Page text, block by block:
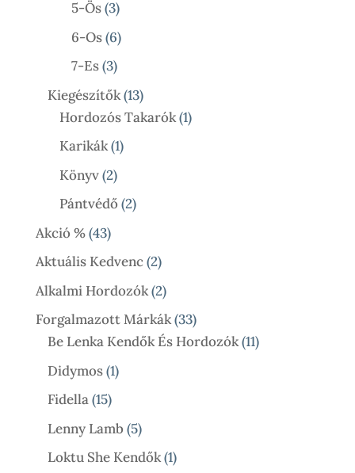
5-Ös 33
Termék
6-Os 66
Termék
7-Es 33
Termék
Kiegészítők 1313
Termék
Hordozós Takarók 11
Karikák 11
Könyv 22
Termék
Pántvédő 22
Akció % 4343
Termék
Aktuális Kedvenc 22
Termék
Alkalmi Hordozók 22
Termék
Forgalmazott Márkák 3333
Termék
Be Lenka Kendők És Hordozók 1111
Didymos 11
Fidella 1515
Termék
Lenny Lamb 55
Termék
Loktu She Kendők 11